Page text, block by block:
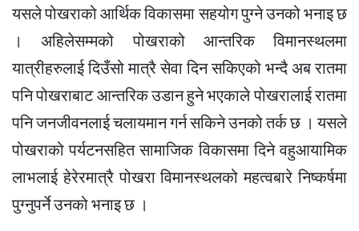
यसले पोखराको आर्थिक विकासमा सहयोग पुग्ने उनको भनाइ छ
। अहिलेसम्मको पोखराको आन्तरिक विमानस्थलमा
यात्रीहरुलाई दिउँसो मात्रै सेवा दिन सकिएको भन्दै अब रातमा
पनि पोखराबाट आन्तरिक उडान हुने भएकाले पोखरालाई रातमा
पनि जनजीवनलाई चलायमान गर्न सकिने उनको तर्क छ । यसले
पोखराको पर्यटनसहित सामाजिक विकासमा दिने वहुआयामिक
लाभलाई हेरेरमात्रै पोखरा विमानस्थलको महत्वबारे निष्कर्षमा
पुग्नुपर्ने उनको भनाइ छ ।